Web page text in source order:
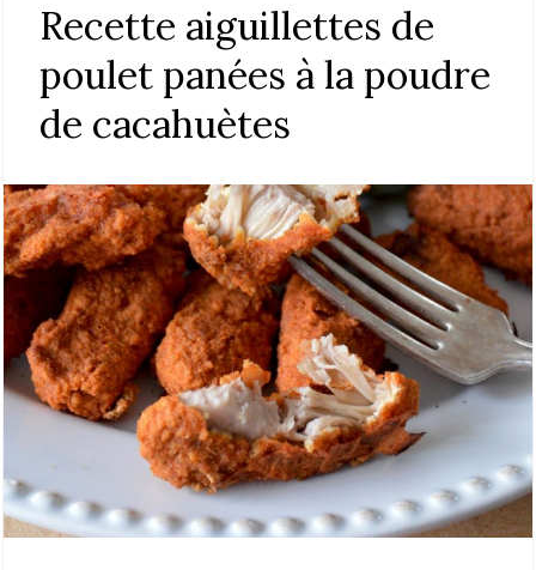
Recette aiguillettes de
poulet panées à la poudre
de cacahuètes